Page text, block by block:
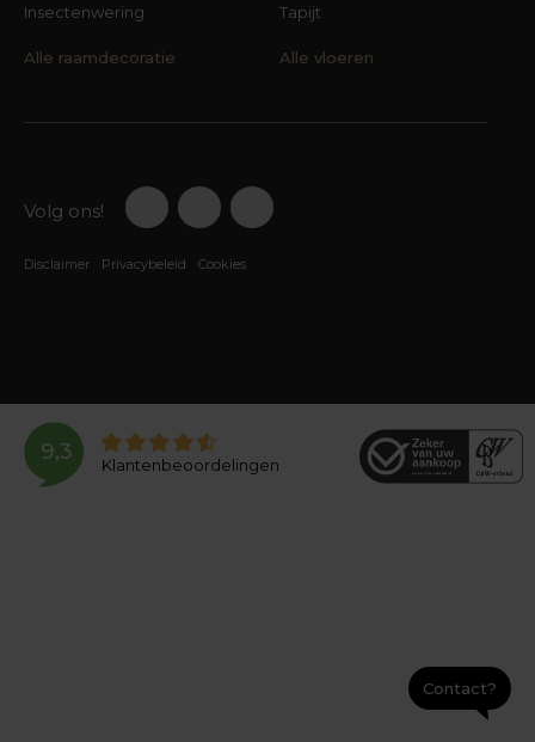
Insectenwering
Alle raamdecoratie
Tapijt
Alle vloeren
Volg ons!
Disclaimer Privacybeleid Cookies
9,3
Klantenbeoordelingen
Contact?